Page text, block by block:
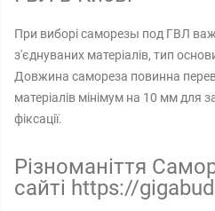
При виборі саморезы под ГВЛ
з'єднуваних матеріалів, тип
Довжина самореза повинна
матеріалів мінімум на 10 мм для
фіксації.
Різноманіття
сайті https://